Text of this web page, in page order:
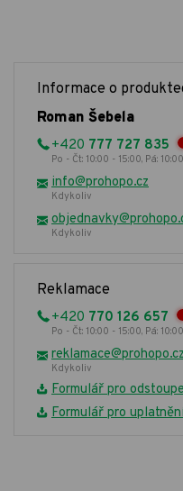
Informace o
Roman Šebela
+420 777 727 835
Po - Čt: 10:00 - 15:00, Pá:
info@prohopo.cz
Kdykoliv
Kdykoliv
Reklamace
+420 770 126 657
Po - Čt: 10:00 - 15:00, Pá:
reklamace@prohopo.cz
Kdykoliv
Formulář pro
Formulář pro